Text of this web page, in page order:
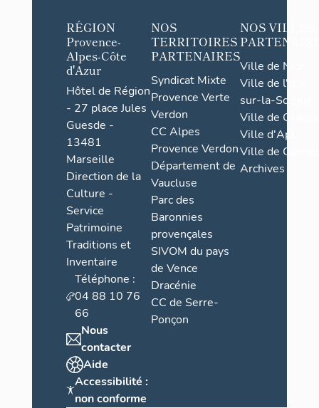
RÉGION
Provence-
Alpes-Côte
d'Azur
Hôtel de Région
- 27 place Jules
Guesde -
13481
Marseille
Direction de la
Culture -
Service
Patrimoine
Traditions et
Inventaire
Téléphone :
04 88 10 76
66
Nous
contacter
Aide
Accessibilité :
non conforme
NOS
TERRITOIRES
PARTENAIRES
Syndicat Mixte
Provence Verte
Verdon
CC Alpes
Provence Verdon
Département de
Vaucluse
Parc des
Baronnies
provençales
SIVOM du pays
de Vence
Dracénie
CC de Serre-
Ponçon
NOS VILLES
Ville de Nice
Ville de l'Isle-
sur-la-Sorgue
Ville de Grasse
Ville d'Apt
Ville de
Archives